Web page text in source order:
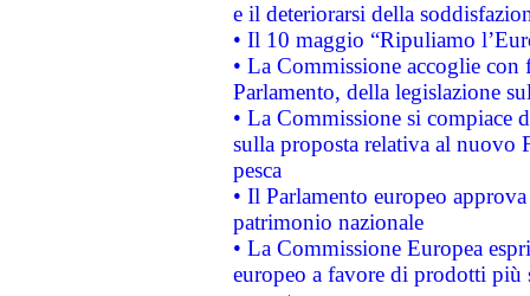
e il deteriorarsi della
• Il 10 maggio “Ripuliamo
• La Commissione accoglie
Parlamento, della legislazione
• La Commissione si compiace
sulla proposta relativa al nuovo
pesca
• Il Parlamento europeo
patrimonio nazionale
• La Commissione Europea
europeo a favore di prodotti